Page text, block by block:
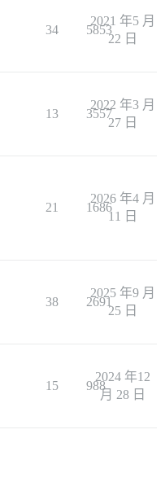
34 5853
2021 年5 月
22 日
13 3557
2022 年3 月
27 日
21 1686
2026 年4 月
11 日
38 2691
2025 年9 月
25 日
15 988
2024 年12
月 28 日